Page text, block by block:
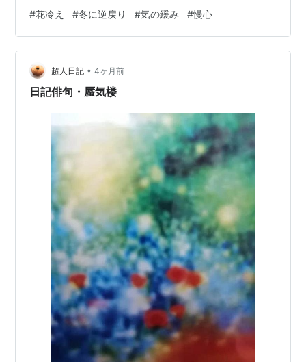
と思っていましたが、よく考えるとまだ3月。急に寒くな
る日があってもおかしくないですよね。 今日の天気は
「中途半端な出来栄えなのに、もう大丈夫と気を抜いて
しまうと痛い目に合う」という人生訓そのもの。どんな
時でも「気の緩みと慢心は禁物」という箴言まで思い出
#花冷え #冬に逆戻り #気の緩み #慢心
超人日記 • 4ヶ月前
日記俳句・蜃気楼